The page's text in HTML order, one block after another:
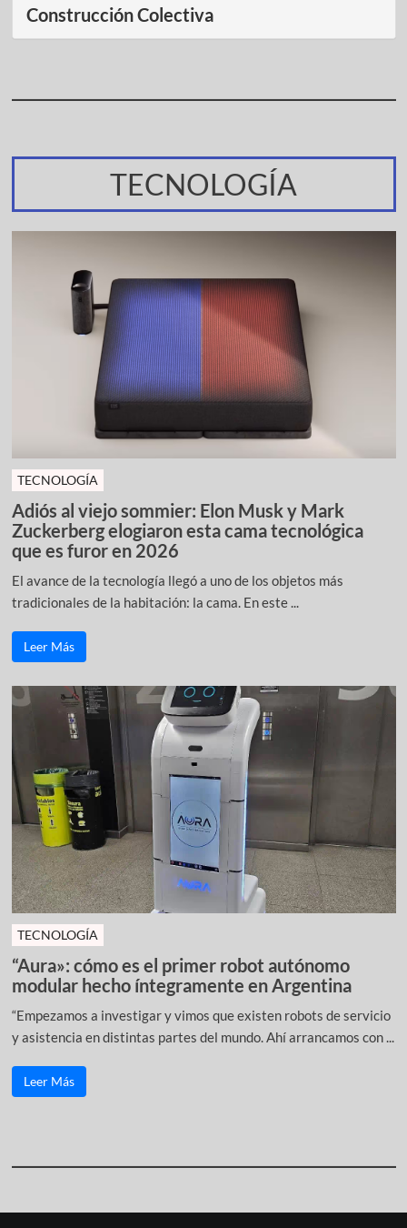
Construcción Colectiva
TECNOLOGÍA
TECNOLOGÍA
Adiós al viejo sommier: Elon Musk y Mark
Zuckerberg elogiaron esta cama tecnológica
que es furor en 2026
El avance de la tecnología llegó a uno de los objetos más
tradicionales de la habitación: la cama. En este ...
Leer Más
TECNOLOGÍA
“Aura»: cómo es el primer robot autónomo
modular hecho íntegramente en Argentina
“Empezamos a investigar y vimos que existen robots de servicio
y asistencia en distintas partes del mundo. Ahí arrancamos con ...
Leer Más